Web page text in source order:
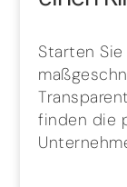
Starten
finden die